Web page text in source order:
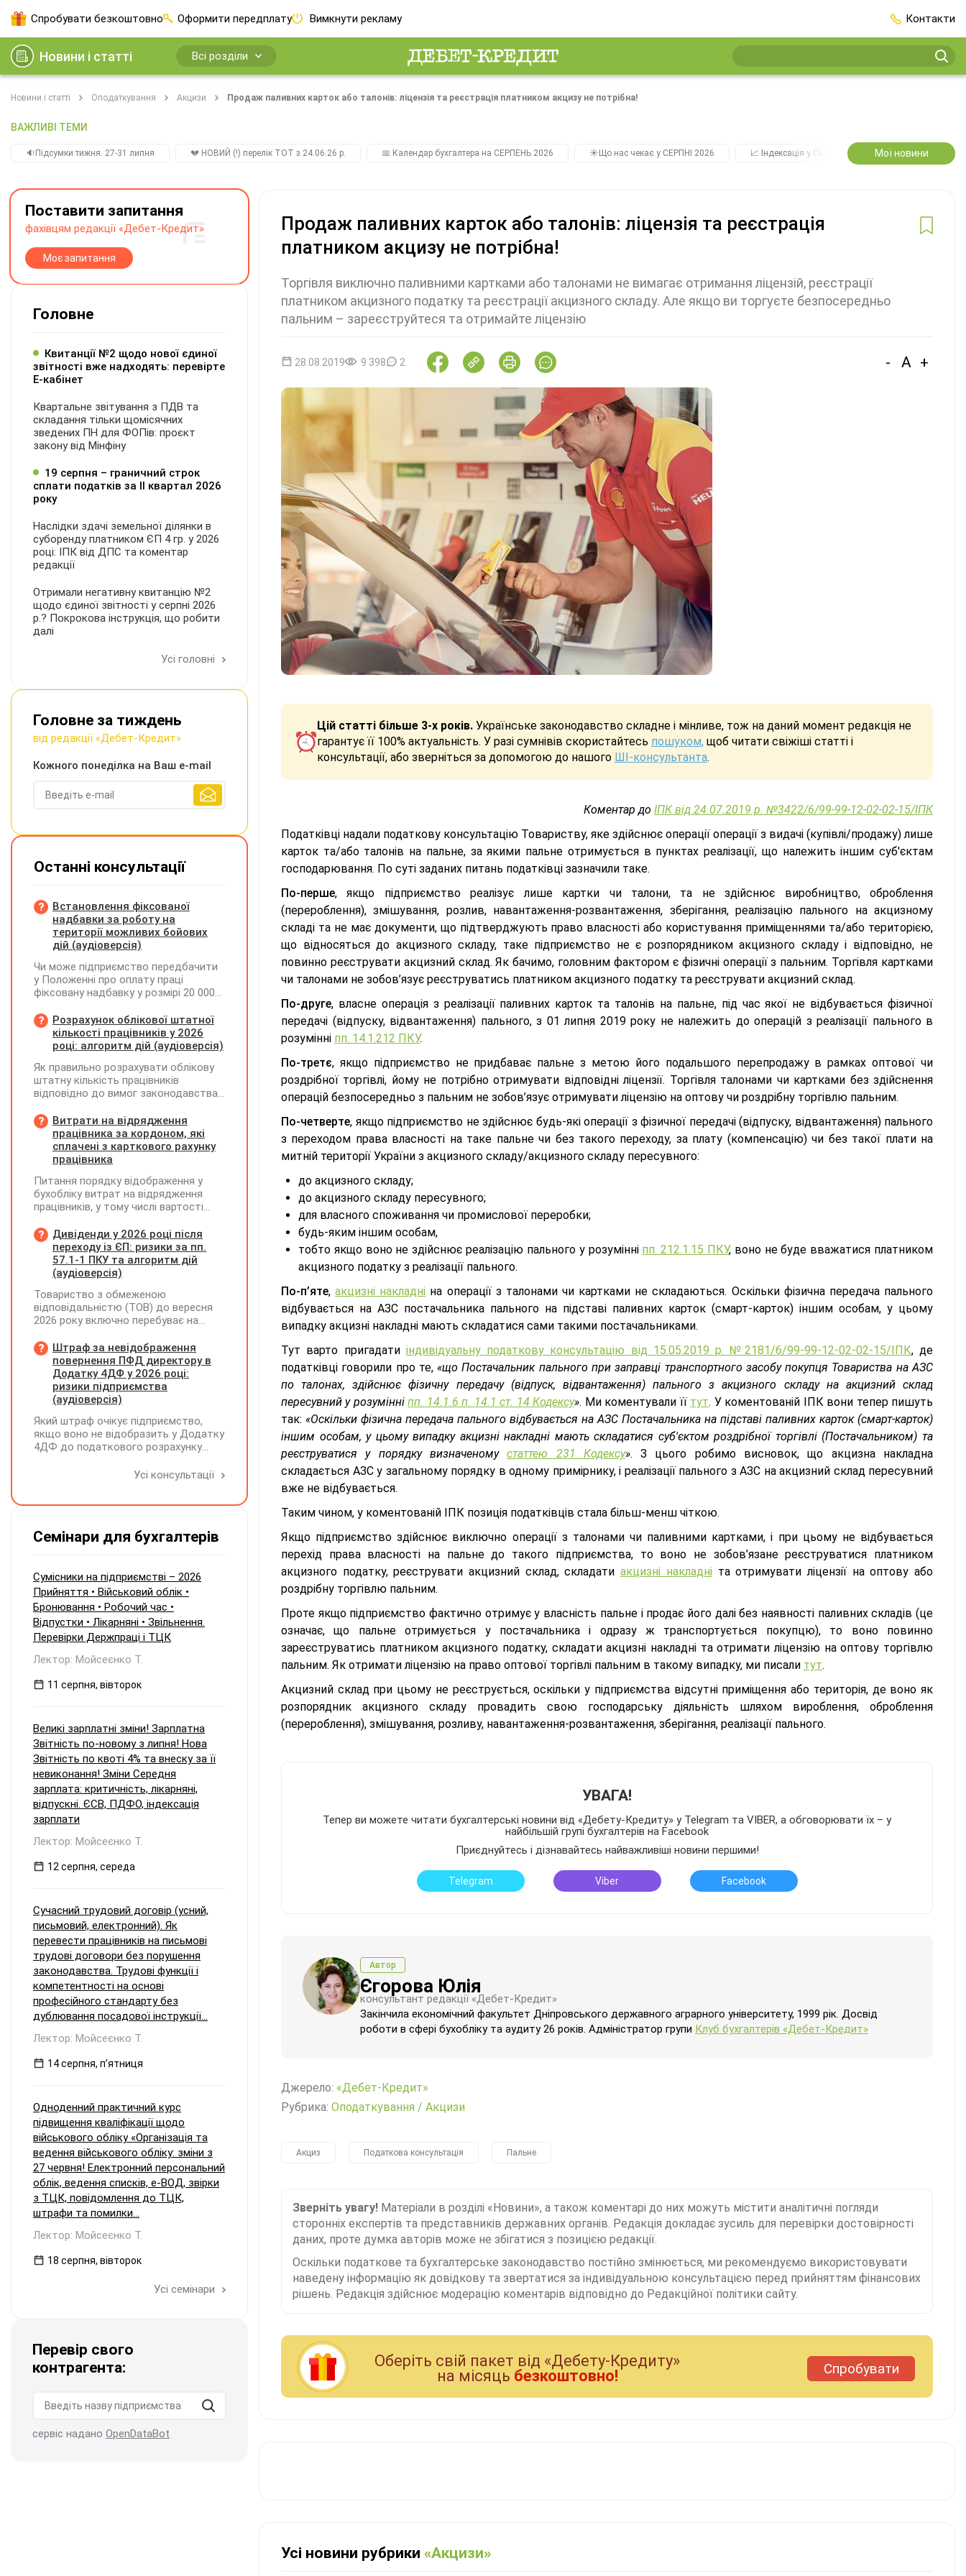
Спробувати безкоштовно Оформити передплату Вимкнути рекламу Контакти
Новини і статті Всі розділи
Новини і статті Оподаткування Акцизи Продаж паливних карток або талонів: ліцензія та реєстрація платником акцизу не потрібна!
ВАЖЛИВІ ТЕМИ
🔉Підсумки тижня. 27-31 липня 💔 НОВИЙ (!) перелік ТОТ з 24.06.26 р. 📅 Календар бухгалтера на СЕРПЕНЬ 2026 ☀️Що нас чекає у СЕРПНІ 2026 📈 Індексація у СЕРПНІ 2️⃣0️⃣2️⃣7️⃣ Усі
Мої новини
Продаж паливних карток або талонів: ліцензія та реєстрація
платником акцизу не потрібна!
Торгівля виключно паливними картками або талонами не вимагає отримання ліцензій, реєстрації
платником акцизного податку та реєстрації акцизного складу. Але якщо ви торгуєте безпосередньо
пальним – зареєструйтеся та отримайте ліцензію
28.08.2019 9 398 2 - A +
Цій статті більше 3-х років. Українське законодавство складне і мінливе, тож на даний момент редакція не
гарантує її 100% актуальність. У разі сумнівів скористайтесь пошуком, щоб читати свіжіші статті і
консультації, або зверніться за допомогою до нашого ШІ-консультанта.
Коментар до ІПК від 24.07.2019 р. №3422/6/99-99-12-02-02-15/ІПК
Податківці надали податкову консультацію Товариству, яке здійснює операції операції з видачі (купівлі/продажу) лише
карток та/або талонів на пальне, за якими пальне отримується в пунктах реалізації, що належить іншим суб'єктам
господарювання. По суті заданих питань податківці зазначили таке.
По-перше, якщо підприємство реалізує лише картки чи талони, та не здійснює виробництво, оброблення
(перероблення), змішування, розлив, навантаження-розвантаження, зберігання, реалізацію пального на акцизному
складі та не має документи, що підтверджують право власності або користування приміщеннями та/або територією,
що відносяться до акцизного складу, таке підприємство не є розпорядником акцизного складу і відповідно, не
повинно реєструвати акцизний склад. Як бачимо, головним фактором є фізичні операції з пальним. Торгівля картками
чи талонами не зобов’язує реєструватись платником акцизного податку та реєструвати акцизний склад.
По-друге, власне операція з реалізації паливних карток та талонів на пальне, під час якої не відбувається фізичної
передачі (відпуску, відвантаження) пального, з 01 липня 2019 року не належить до операцій з реалізації пального в
розумінні пп. 14.1.212 ПКУ.
По-третє, якщо підприємство не придбаває пальне з метою його подальшого перепродажу в рамках оптової чи
роздрібної торгівлі, йому не потрібно отримувати відповідні ліцензії. Торгівля талонами чи картками без здійснення
операцій безпосередньо з пальним не зобов’язує отримувати ліцензію на оптову чи роздрібну торгівлю пальним.
По-четверте, якщо підприємство не здійснює будь-які операції з фізичної передачі (відпуску, відвантаження) пального
з переходом права власності на таке пальне чи без такого переходу, за плату (компенсацію) чи без такої плати на
митній території України з акцизного складу/акцизного складу пересувного:
до акцизного складу;
до акцизного складу пересувного;
для власного споживання чи промислової переробки;
будь-яким іншим особам,
тобто якщо воно не здійснює реалізацію пального у розумінні пп. 212.1.15 ПКУ, воно не буде вважатися платником
акцизного податку з реалізації пального.
По-п’яте,акцизні накладні на операції з талонами чи картками не складаються. Оскільки фізична передача пального
відбувається на АЗС постачальника пального на підставі паливних карток (смарт-карток) іншим особам, у цьому
випадку акцизні накладні мають складатися сами такими постачальниками.
Тут варто пригадати індивідуальну податкову консультацію від 15.05.2019 р. №2181/6/99-99-12-02-02-15/ІПК, де
податківці говорили про те,«що Постачальник пального при заправці транспортного засобу покупця Товариства на АЗС
по талонах, здійснює фізичну передачу (відпуск, відвантаження) пального з акцизного складу на акцизний склад
пересувний у розумінніпп. 14.1.6 п. 14.1 ст. 14 Кодексу». Ми коментували її тут. У коментованій ІПК вони тепер пишуть
так: «Оскільки фізична передача пального відбувається на АЗС Постачальника на підставі паливних карток (смарт-карток)
іншим особам, у цьому випадку акцизні накладні мають складатися суб'єктом роздрібної торгівлі (Постачальником) та
реєструватися у порядку визначеномустаттею 231 Кодексу». З цього робимо висновок, що акцизна накладна
складається АЗС у загальному порядку в одному примірнику, і реалізації пального з АЗС на акцизний склад пересувний
вже не відбувається.
Таким чином, у коментованій ІПК позиція податківців стала більш-менш чіткою.
Якщо підприємство здійснює виключно операції з талонами чи паливними картками, і при цьому не відбувається
перехід права власності на пальне до такого підприємства, то воно не зобов’язане реєструватися платником
акцизного податку, реєструвати акцизний склад, складатиакцизні накладніта отримувати ліцензії на оптову або
роздрібну торгівлю пальним.
Проте якщо підприємство фактично отримує у власність пальне і продає його далі без наявності паливних складів (це
означає, що пальне отримується у постачальника і одразу ж транспортується покупцю), то воно повинно
зареєструватись платником акцизного податку, складати акцизні накладні та отримати ліцензію на оптову торгівлю
пальним. Як отримати ліцензію на право оптової торгівлі пальним в такому випадку, ми писали тут.
Акцизний склад при цьому не реєструється, оскільки у підприємства відсутні приміщення або територія, де воно як
розпорядник акцизного складу провадить свою господарську діяльність шляхом вироблення, оброблення
(перероблення), змішування, розливу, навантаження-розвантаження, зберігання, реалізації пального.
УВАГА!
Тепер ви можете читати бухгалтерські новини від «Дебету-Кредиту» у Telegram та VIBER, а обговорювати їх – у
найбільшій групі бухгалтерів на Facebook
Приєднуйтесь і дізнавайтесь найважливіші новини першими!
Telegram Viber Facebook
Автор
Єгорова Юлія
консультант редакції «Дебет-Кредит»
Закінчила економічний факультет Дніпровського державного аграрного університету, 1999 рік. Досвід
роботи в сфері бухобліку та аудиту 26 років. Адміністратор групи Клуб бухгалтерів «Дебет-Кредит»
Джерело: «Дебет-Кредит»
Рубрика: Оподаткування / Акцизи
Акциз Податкова консультація Пальне
Зверніть увагу! Матеріали в розділі «Новини», а також коментарі до них можуть містити аналітичні погляди
сторонніх експертів та представників державних органів. Редакція докладає зусиль для перевірки достовірності
даних, проте думка авторів може не збігатися з позицією редакції.
Оскільки податкове та бухгалтерське законодавство постійно змінюється, ми рекомендуємо використовувати
наведену інформацію як довідкову та звертатися за індивідуальною консультацією перед прийняттям фінансових
рішень. Редакція здійснює модерацію коментарів відповідно до Редакційної політики сайту.
Оберiть свiй пакет вiд «Дебету-Кредиту»
на мiсяць безкоштовно! Спробувати
Усі новини рубрики «Акцизи»
Поставити запитання
фахівцям редакції «Дебет-Кредит»
Моє запитання
Головне
Квитанції №2 щодо нової єдиної
звітності вже надходять: перевірте
Е-кабінет
Квартальне звітування з ПДВ та
складання тільки щомісячних
зведених ПН для ФОПів: проєкт
закону від Мінфіну
19 серпня – граничний строк
сплати податків за ІI квартал 2026
року
Наслідки здачі земельної ділянки в
суборенду платником ЄП 4 гр. у 2026
році: ІПК від ДПС та коментар
редакції
Отримали негативну квитанцію №2
щодо єдиної звітності у серпні 2026
р.? Покрокова інструкція, що робити
далі
Усі головні
Головне за тиждень
від редакції «Дебет-Кредит»
Кожного понеділка на Ваш e-mail
Останні консультації
Встановлення фіксованої
надбавки за роботу на
території можливих бойових
дій (аудіоверсія)
Чи може підприємство передбачити
у Положенні про оплату праці
фіксовану надбавку у розмірі 20 000
бойових дій, якщо для окремих
посад вона перевищуватиме 50%
посадового окладу?
Розрахунок облікової штатної
кількості працівників у 2026
році: алгоритм дій (аудіоверсія)
Як правильно розрахувати облікову
штатну кількість працівників
відповідно до вимог законодавства
Витрати на відрядження
працівника за кордоном, які
сплачені з карткового рахунку
працівника
Питання порядку відображення у
бухобліку витрат на відрядження
працівників, у тому числі вартості
карткового рахунку працівника та
підтвердження таких операцій
первинними документами, належать
до компетенції Мінфіну
Дивіденди у 2026 році після
переходу із ЄП: ризики за пп.
57.1-1 ПКУ та алгоритм дій
(аудіоверсія)
Товариство з обмеженою
відповідальністю (ТОВ) до вересня
2026 року включно перебуває на
(єдиний податок, 3 група, ставка 5%,
неплатник ПДВ). З 1 жовтня 2026
року підприємство переходить на
загальну систему оподаткування
(стає платником податку на
діяльності у періоді 2024–2025 років
(під час перебування на спрощеній
системі) підприємство отримало
нерозподіленого прибутку в балансі
2026 року (вже після переходу на
прийняття рішення про розподіл
цього прибутку та виплату
особі. Які податкові зобов'язання
виникають у ТОВ (як емітента
корпоративних прав) при нарахуванні
та виплаті таких дивідендів
материнській компанії наприкінці 2026
року? Зокрема: Чи зобов'язане ТОВ
сплачувати авансовий внесок з
податку на прибуток відповідно до п.
57.1-1 ПКУ, враховуючи, що прибуток
виплачується вже на загальній
системі? Які особливості
оподаткування та утримання
податку у джерела виплати
виникають, якщо материнська
компанія є: а) резидентом України; б)
нерезидентом?
Штраф за невідображення
повернення ПФД директору в
Додатку 4ДФ у 2026 році:
ризики підприємства
(аудіоверсія)
Який штраф очікує підприємство,
якщо воно не відобразить у Додатку
4ДФ до податкового розрахунку
допомоги (ПФД) директору?
Усі консультації
Семінари для бухгалтерів
Сумісники на підприємстві – 2026
Прийняття • Військовий облік •
Бронювання • Робочий час •
Відпустки • Лікарняні • Звільнення.
Перевірки Держпраці і ТЦК
Лектор: Мойсеєнко Т.
11 серпня, вівторок
Великі зарплатні зміни! Зарплатна
Звітність по-новому з липня! Нова
Звітність по квоті 4% та внеску за її
невиконання! Зміни Середня
зарплата: критичність, лікарняні,
відпускні. ЄСВ, ПДФО, індексація
зарплати
Лектор: Мойсеєнко Т.
12 серпня, середа
Сучасний трудовий договір (усний,
письмовий, електронний). Як
перевести працівників на письмові
трудові договори без порушення
законодавства. Трудові функції і
компетентності на основі
професійного стандарту без
дублювання посадової інструкції...
Лектор: Мойсеєнко Т.
14 серпня, пʼятниця
Одноденний практичний курс
підвищення кваліфікації щодо
військового обліку «Організація та
ведення військового обліку: зміни з
27 червня! Електронний персональний
облік, ведення списків, е-ВОД, звірки
з ТЦК, повідомлення до ТЦК,
штрафи та помилки...
Лектор: Мойсеєнко Т.
18 серпня, вівторок
Усі семінари
Перевір свого
контрагента:
сервіс надано OpenDataBot